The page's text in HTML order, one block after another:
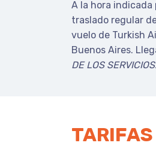
A la hora indicada
traslado regular
vuelo de Turkish
Buenos Aires.
DE LOS